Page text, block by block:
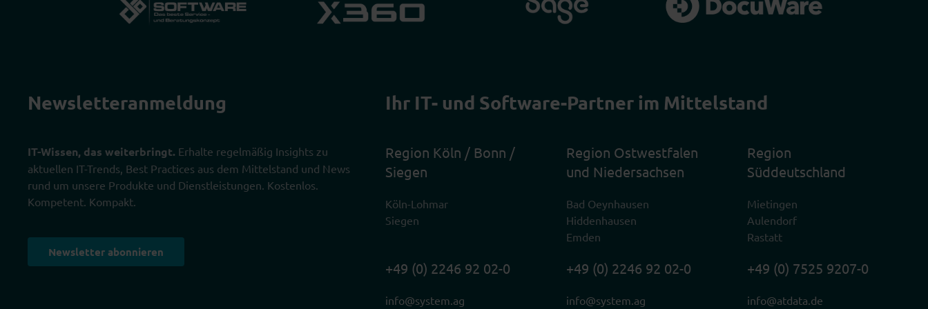
Newsletter­anmeldung
IT-Wissen, das weiterbringt. Erhalte regelmäßig Insights zu
aktuellen IT-Trends, Best Practices aus dem Mittelstand und News
rund um unsere Produkte und Dienstleistungen. Kostenlos.
Kompetent. Kompakt.
Newsletter abonnieren
Ihr IT- und Software-Partner im Mittelstand
Region Köln / Bonn /
Siegen
Köln-Lohmar
Siegen
+49 (0) 2246 92 02-0
info@system.ag
Region Ostwestfalen
und Niedersachsen
Bad Oeynhausen
Hiddenhausen
Emden
+49 (0) 2246 92 02-0
info@system.ag
Region
Süddeutschland
Mietingen
Aulendorf
Rastatt
+49 (0) 7525 9207-0
info@atdata.de